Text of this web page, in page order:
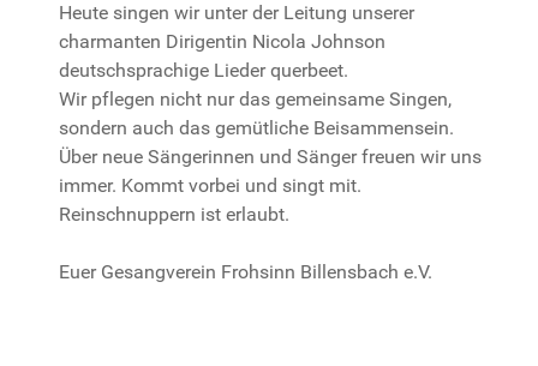
Heute singen wir unter der Leitung unserer
charmanten Dirigentin Nicola Johnson
deutschsprachige Lieder querbeet.
Wir pflegen nicht nur das gemeinsame Singen,
sondern auch das gemütliche Beisammensein.
Über neue Sängerinnen und Sänger freuen wir uns
immer. Kommt vorbei und singt mit.
Reinschnuppern ist erlaubt.
Euer Gesangverein Frohsinn Billensbach e.V.